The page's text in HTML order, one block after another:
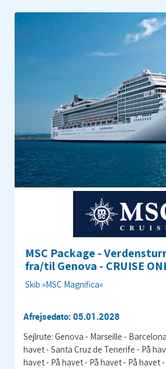
MSC Package -
fra/til Genova - CRUISE
Skib »MSC Magnifica«
Afrejsedato: 05.01.2028
Sejlrute: Genova - Marseille -
havet - Santa Cruz de Tenerife - På
havet - På havet - På havet - På havet